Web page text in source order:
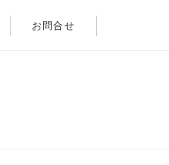
お問合せ